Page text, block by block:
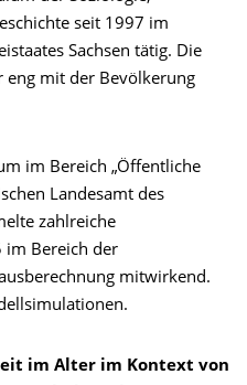
seit 1997 im
Sachsen tätig. Die
eng mit der Bevölkerung
im Bereich „Öffentliche
Landesamt des
zahlreiche
im Bereich der
mitwirkend.
im Alter im Kontext von